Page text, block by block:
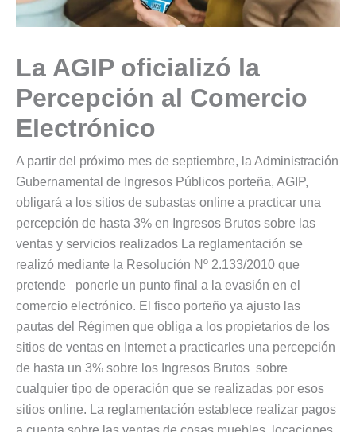
La AGIP oficializó la
Percepción al Comercio
Electrónico
A partir del próximo mes de septiembre, la Administración
Gubernamental de Ingresos Públicos porteña, AGIP,
obligará a los sitios de subastas online a practicar una
percepción de hasta 3% en Ingresos Brutos sobre las
ventas y servicios realizados La reglamentación se
realizó mediante la Resolución Nº 2.133/2010 que
pretende ponerle un punto final a la evasión en el
comercio electrónico. El fisco porteño ya ajusto las
pautas del Régimen que obliga a los propietarios de los
sitios de ventas en Internet a practicarles una percepción
de hasta un 3% sobre los Ingresos Brutos sobre
cualquier tipo de operación que se realizadas por esos
sitios online. La reglamentación establece realizar pagos